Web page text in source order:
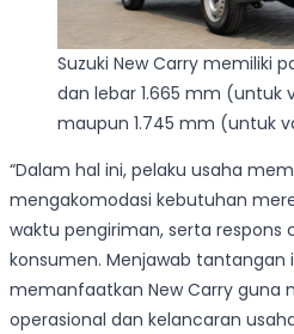
Suzuki New Carry memiliki
dan lebar 1.665 mm (untuk
maupun 1.745 mm (untuk
“Dalam hal ini, pelaku usaha
mengakomodasi kebutuhan
waktu pengiriman, serta
konsumen. Menjawab tantangan
memanfaatkan New Carry guna
operasional dan kelancaran